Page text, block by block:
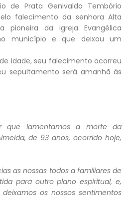
de Prata Genivaldo Tembório
falecimento da senhora Alta
pioneira da igreja Evangélica
município e que deixou um
idade, seu falecimento ocorreu
sepultamento será amanhã às
que lamentamos a morte da
de 93 anos, ocorrido hoje,
as nossas todos a familiares de
para outro plano espiritual, e,
os nossos sentimentos